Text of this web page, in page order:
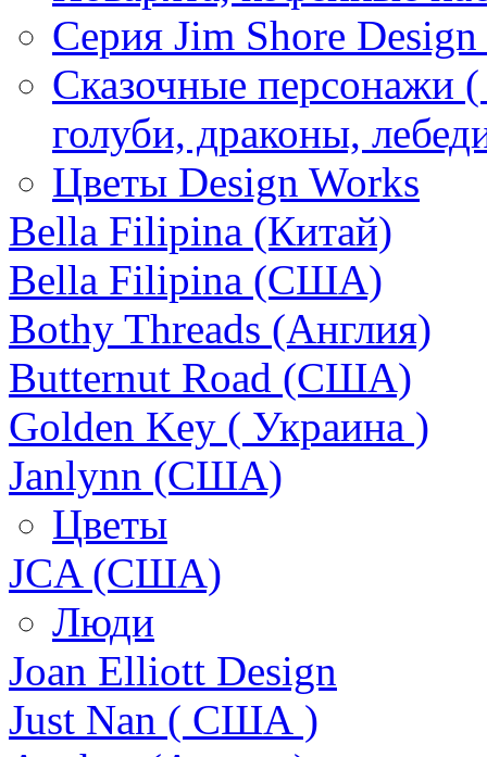
Серия Jim Shore
Сказочные персонажи
голуби, драконы,
Цветы Design Works
Bella Filipina (Китай)
Bella Filipina (США)
Bothy Threads (Англия)
Butternut Road (США)
Golden Key ( Украина )
Janlynn (США)
Цветы
JCA (США)
Люди
Joan Elliott Design
Just Nan ( США )